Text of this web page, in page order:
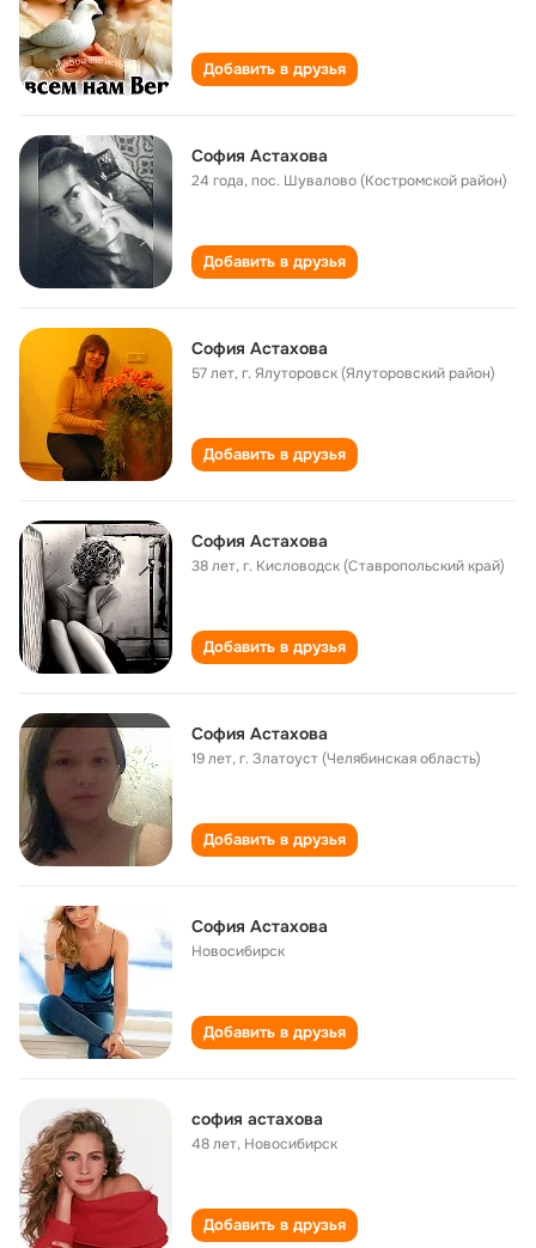
Добавить в друзья
София Астахова
24 года,пос. Шувалово (Костромской район)
Добавить в друзья
София Астахова
57 лет,г. Ялуторовск (Ялуторовский район)
Добавить в друзья
София Астахова
38 лет,г. Кисловодск (Ставропольский край)
Добавить в друзья
София Астахова
19 лет,г. Златоуст (Челябинская область)
Добавить в друзья
София Астахова
Новосибирск
Добавить в друзья
софия астахова
48 лет, Новосибирск
Добавить в друзья